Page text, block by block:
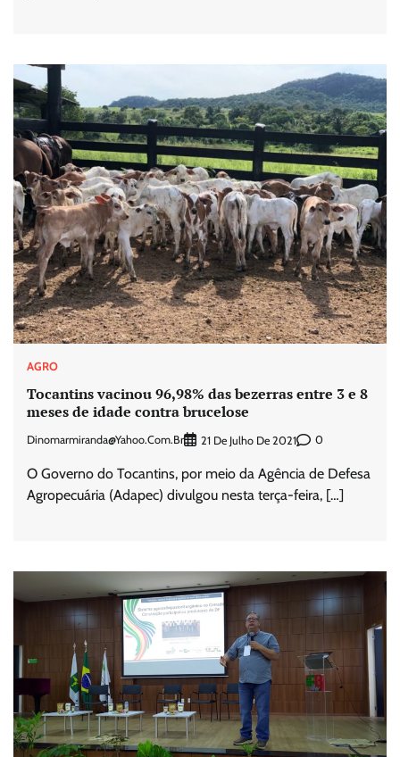
AGRO
Tocantins vacinou 96,98% das bezerras entre 3 e 8
meses de idade contra brucelose
Dinomarmiranda@yahoo.com.br 21 De Julho De 2021 0
O Governo do Tocantins, por meio da Agência de Defesa
Agropecuária (Adapec) divulgou nesta terça-feira, […]